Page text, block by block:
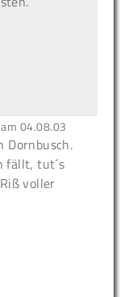
am 04.08.03
Dornbusch.
fällt, tut´s
voller